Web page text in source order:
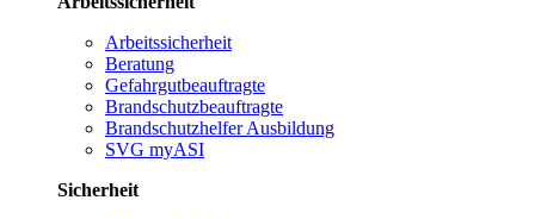
Arbeitssicherheit
Beratung
Gefahrgutbeauftragte
Brandschutzbeauftragte
Brandschutzhelfer Ausbildung
SVG myASI
Sicherheit